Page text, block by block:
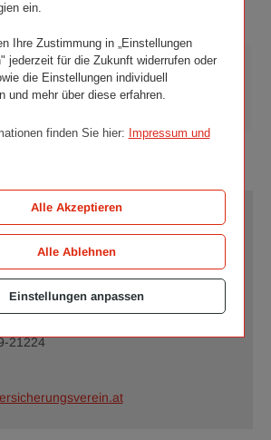
im Turm“:
of Nöstlinger
PDF
(65 KB)
pdf
65
21224
ein.
Ihre Zustimmung in „Einstellungen
jederzeit für die Zukunft widerrufen oder
die Einstellungen individuell
und mehr über diese erfahren.
finden Sie hier: Impressum und
Einstellungen anpassen
Alle Ablehnen
Alle Akzeptieren